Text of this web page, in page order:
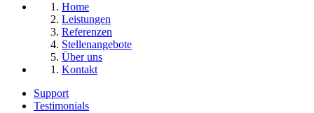
Home
Leistungen
Referenzen
Stellenangebote
Über uns
Kontakt
Support
Testimonials